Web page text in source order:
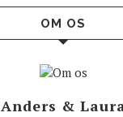
OM OS
Anders &